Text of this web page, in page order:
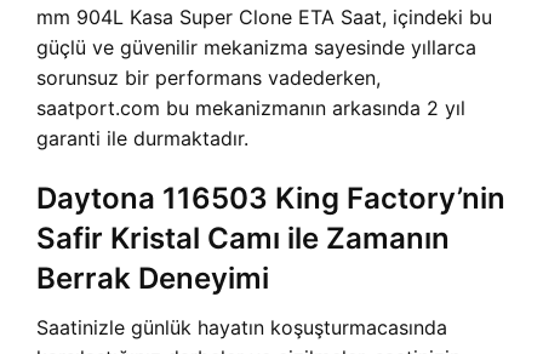
mm 904L Kasa Super Clone ETA Saat, içindeki bu
güçlü ve güvenilir mekanizma sayesinde yıllarca
sorunsuz bir performans vadederken,
saatport.com bu mekanizmanın arkasında 2 yıl
garanti ile durmaktadır.
Daytona 116503 King Factory’nin
Safir Kristal Camı ile Zamanın
Berrak Deneyimi
Saatinizle günlük hayatın koşuşturmacasında